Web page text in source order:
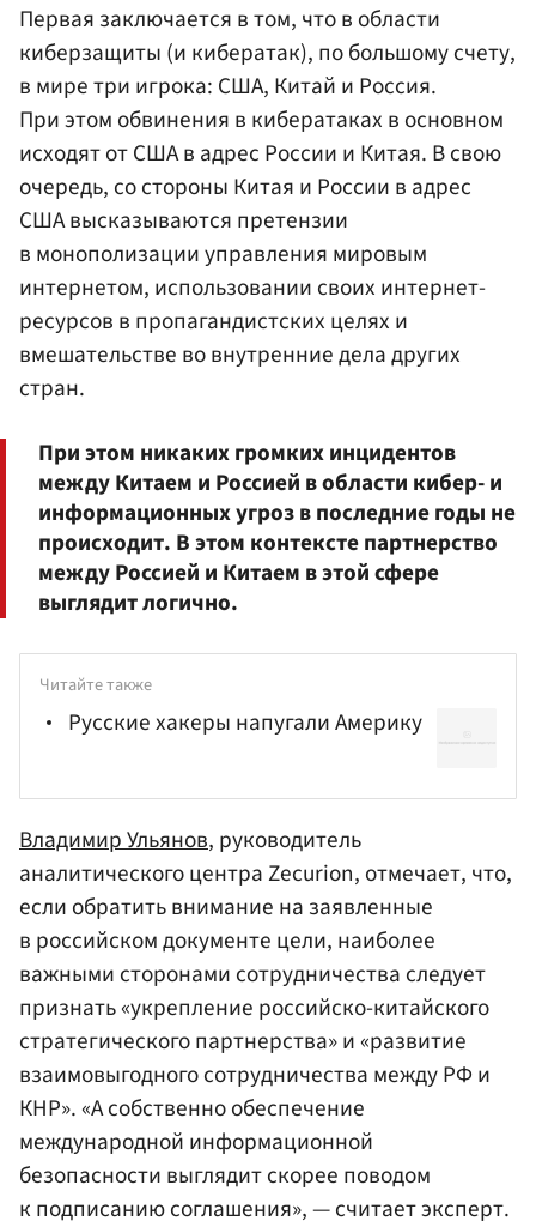
Первая заключается в том, что в области
киберзащиты (и кибератак), по большому счету,
в мире три игрока: США, Китай и Россия.
При этом обвинения в кибератаках в основном
исходят от США в адрес России и Китая. В свою
очередь, со стороны Китая и России в адрес
США высказываются претензии
в монополизации управления мировым
интернетом, использовании своих интернет-
ресурсов в пропагандистских целях и
вмешательстве во внутренние дела других
стран.
При этом никаких громких инцидентов
между Китаем и Россией в области кибер- и
информационных угроз в последние годы не
происходит. В этом контексте партнерство
между Россией и Китаем в этой сфере
выглядит логично.
Читайте также
Русские хакеры напугали Америку
Владимир Ульянов, руководитель
аналитического центра Zecurion, отмечает, что,
если обратить внимание на заявленные
в российском документе цели, наиболее
важными сторонами сотрудничества следует
признать «укрепление российско-китайского
стратегического партнерства» и «развитие
взаимовыгодного сотрудничества между РФ и
КНР». «А собственно обеспечение
международной информационной
безопасности выглядит скорее поводом
к подписанию соглашения», — считает эксперт.